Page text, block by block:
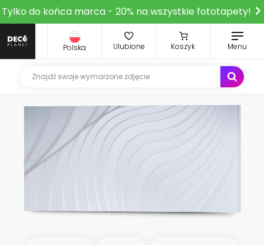
Tylko do końca marca - 20% na wszystkie fototapety!
Polska Ulubione Koszyk Menu